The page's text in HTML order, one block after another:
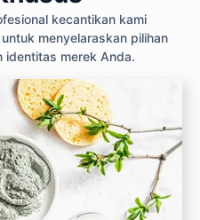
kecantikan kami
menyelaraskan pilihan
identitas merek Anda.